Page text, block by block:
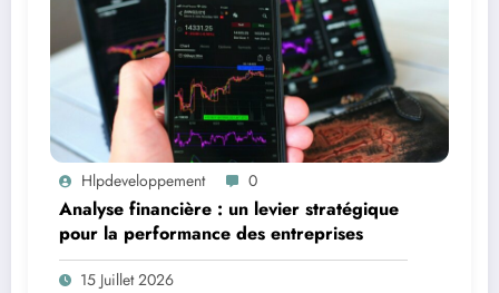
Hlpdeveloppement 0
Analyse financière : un levier stratégique
pour la performance des entreprises
15 Juillet 2026